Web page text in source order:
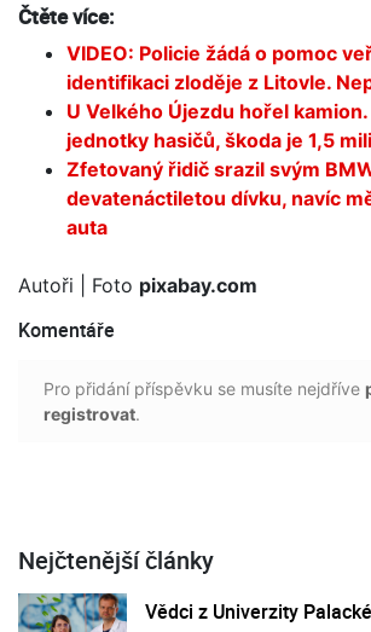
Čtěte více:
VIDEO: Policie žádá o pomoc
identifikaci zloděje z Litovle.
U Velkého Újezdu hořel
jednotky hasičů, škoda je 1,5
Zfetovaný řidič srazil svým
devatenáctiletou dívku, navíc
auta
Autoři | Foto pixabay.com
Komentáře
Pro přidání příspěvku se musíte nejdříve
registrovat.
Nejčtenější články
Vědci z Univerzity